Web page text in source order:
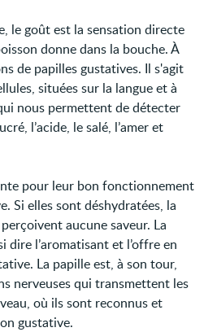
le goût est la sensation directe
donne dans la bouche. À
de papilles gustatives. Il s'agit
situées sur la langue et à
nous permettent de détecter
l’acide, le salé, l’amer et
pour leur bon fonctionnement
Si elles sont déshydratées, la
aucune saveur. La
dire l’aromatisant et l’offre en
La papille est, à son tour,
nerveuses qui transmettent les
où ils sont reconnus et
gustative.